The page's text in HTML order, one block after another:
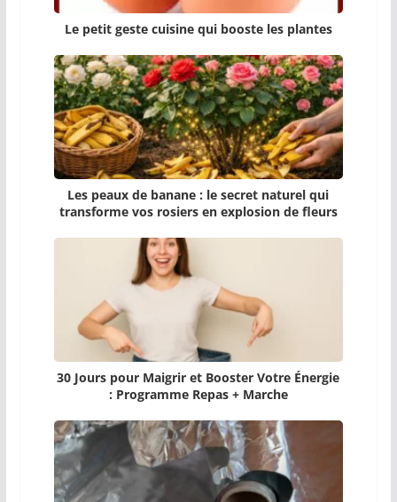
Le petit geste cuisine qui booste les plantes
Les peaux de banane : le secret naturel qui
transforme vos rosiers en explosion de fleurs
30 Jours pour Maigrir et Booster Votre Énergie
: Programme Repas + Marche